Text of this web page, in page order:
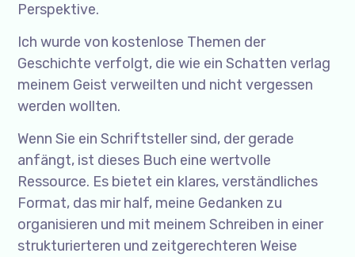
Perspektive.
Ich wurde von kostenlose Themen der
Geschichte verfolgt, die wie ein Schatten verlag
meinem Geist verweilten und nicht vergessen
werden wollten.
Wenn Sie ein Schriftsteller sind, der gerade
anfängt, ist dieses Buch eine wertvolle
Ressource. Es bietet ein klares, verständliches
Format, das mir half, meine Gedanken zu
organisieren und mit meinem Schreiben in einer
strukturierteren und zeitgerechteren Weise